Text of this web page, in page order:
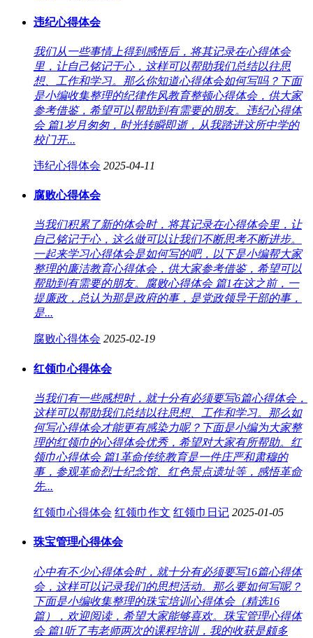
违纪心得体会
我们从一些事情上得到感悟后，将其记录在心得体会
里，让自己铭记于心，这样可以帮助我们总结以往思
想、工作和学习。那么你知道心得体会如何写吗？下面
是小编收集整理的纪律作风教育整顿心得体会，供大家
参考借鉴，希望可以帮助到有需要的朋友。违纪心得体
会 篇1岁月匆匆，时光转瞬即逝，从我踏进这所中学的
校门开...
违纪心得体会 2025-04-11
腐败心得体会
当我们积累了新的体会时，将其记录在心得体会里，让
自己铭记于心，这么做可以让我们不断思考不断进步。
一起来学习心得体会是如何写的吧，以下是小编帮大家
整理的廉洁教育心得体会，供大家参考借鉴，希望可以
帮助到有需要的朋友。腐败心得体会 篇1在这之前，一
提廉政，总认为那是政府的事，是党政领导干部的事，
是...
腐败心得体会 2025-02-19
红领巾心得体会
当我们有一些感想时，就十分有必须要写6篇心得体会，
这样可以帮助我们总结以往思想、工作和学习。那么如
何写心得体会才能更有感染力呢？下面是小编为大家整
理的红领巾的心得体会优秀，希望对大家有所帮助。红
领巾心得体会 篇1革命传统教育是一件庄严和肃穆的
事，参观革命烈士纪念馆、红色景点遗址等，感悟革命
先...
红领巾心得体会 红领巾作文 红领巾日记 2025-01-05
珠宝管理心得体会
心中有不少心得体会时，就十分有必须要写16篇心得体
会，这样可以记录我们的思想活动。那么要如何写呢？
下面是小编收集整理的珠宝培训心得体会（精选16
篇），欢迎阅读，希望大家能够喜欢。珠宝管理心得体
会 篇1听了韦老师两次的课程培训，我的收获是颇多